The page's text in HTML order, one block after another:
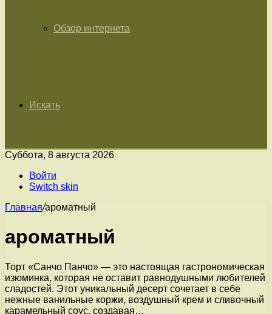
Обзор интернета
Искать
Суббота, 8 августа 2026
Войти
Switch skin
Главная/ароматный
ароматный
Торт «Санчо Панчо» — это настоящая гастрономическая
изюминка, которая не оставит равнодушными любителей
сладостей. Этот уникальный десерт сочетает в себе
нежные ванильные коржи, воздушный крем и сливочный
карамельный соус, создавая…